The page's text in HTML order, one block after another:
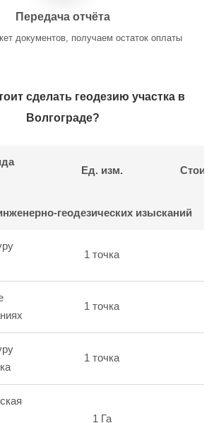
Передача отчёта
документов, получаем остаток оплаты
сделать геодезию участка в
Волгограде?
Ед. изм.
геодезических изысканий
1 точка
1 точка
1 точка
1 Га